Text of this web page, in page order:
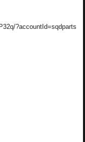
?accountId=sqdparts